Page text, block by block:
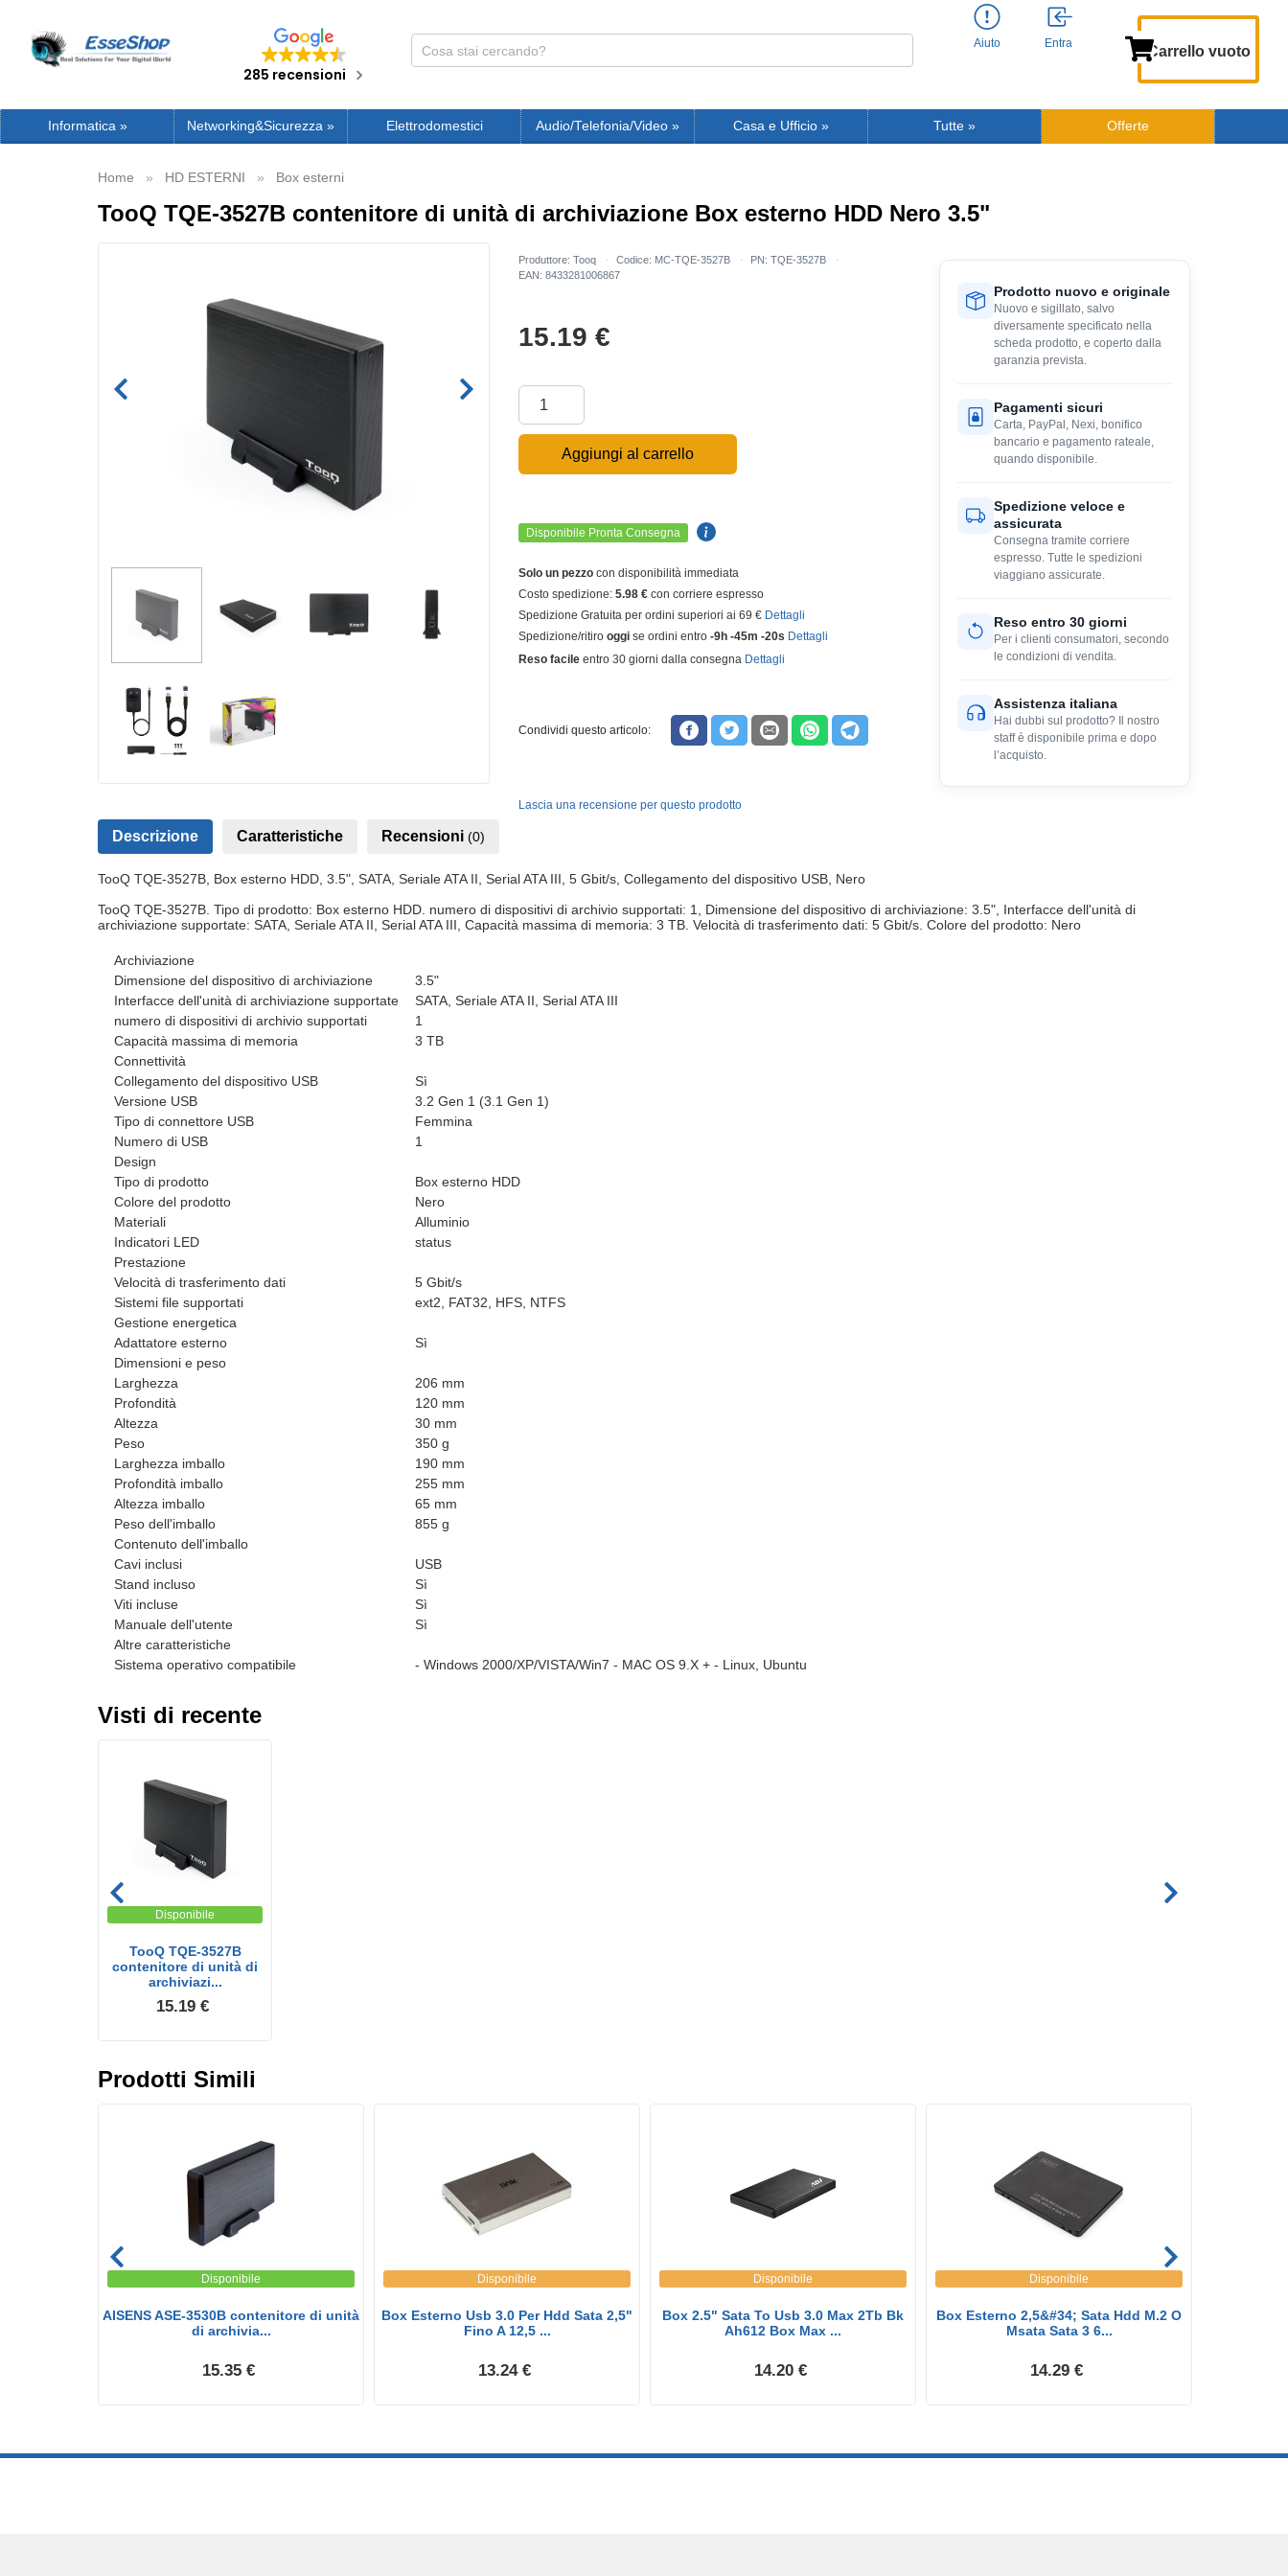
285 recensioni
Aiuto Entra Carrello vuoto
Informatica» Networking&Sicurezza » Elettrodomestici Audio/Telefonia/Video » Casa e Ufficio » Tutte » Offerte
Home HD ESTERNI Box esterni
TooQ TQE-3527B contenitore di unità di archiviazione Box esterno HDD Nero 3.5"
Produttore: Tooq Codice: MC-TQE-3527B
PN: TQE-3527B
EAN: 8433281006867
15.19 €
Aggiungi al carrello
Disponibile Pronta Consegna
Solo un pezzocon disponibilità immediata
Costo spedizione: 5.98 € con corriere espresso
Spedizione Gratuita per ordini superiori ai 69 € Dettagli
Spedizione/ritiro oggi se ordini entro -9h -45m -21s Dettagli
Reso facileentro 30 giorni dalla consegna Dettagli
Condividi questo articolo:
Lascia una recensione per questo prodotto
Prodotto nuovo e originale
Nuovo e sigillato, salvo
diversamente specificato nella
scheda prodotto, e coperto dalla
garanzia prevista.
Pagamenti sicuri
Carta, PayPal, Nexi, bonifico
bancario e pagamento rateale,
quando disponibile.
Spedizione veloce e
assicurata
Consegna tramite corriere
espresso. Tutte le spedizioni
viaggiano assicurate.
Reso entro 30 giorni
Per i clienti consumatori, secondo
le condizioni di vendita.
Assistenza italiana
Hai dubbi sul prodotto? Il nostro
staff è disponibile prima e dopo
l’acquisto.
Descrizione Caratteristiche Recensioni (0)
TooQ TQE-3527B, Box esterno HDD, 3.5", SATA, Seriale ATA II, Serial ATA III, 5 Gbit/s, Collegamento del dispositivo USB, Nero
TooQ TQE-3527B. Tipo di prodotto: Box esterno HDD. numero di dispositivi di archivio supportati: 1, Dimensione del dispositivo di archiviazione: 3.5", Interfacce dell'unità di
archiviazione supportate: SATA, Seriale ATA II, Serial ATA III, Capacità massima di memoria: 3 TB. Velocità di trasferimento dati: 5 Gbit/s. Colore del prodotto: Nero
Archiviazione
Dimensione del dispositivo di archiviazione
3.5"
Interfacce dell'unità di archiviazione supportate
SATA, Seriale ATA II, Serial ATA III
numero di dispositivi di archivio supportati
1
Capacità massima di memoria
3 TB
Connettività
Collegamento del dispositivo USB
Sì
Versione USB
3.2 Gen 1 (3.1 Gen 1)
Tipo di connettore USB
Femmina
Numero di USB
1
Design
Tipo di prodotto
Box esterno HDD
Colore del prodotto
Nero
Materiali
Alluminio
Indicatori LED
status
Prestazione
Velocità di trasferimento dati
5 Gbit/s
Sistemi file supportati
ext2, FAT32, HFS, NTFS
Gestione energetica
Adattatore esterno
Sì
Dimensioni e peso
Larghezza
206 mm
Profondità
120 mm
Altezza
30 mm
Peso
350 g
Larghezza imballo
190 mm
Profondità imballo
255 mm
Altezza imballo
65 mm
Peso dell'imballo
855 g
Contenuto dell'imballo
Cavi inclusi
USB
Stand incluso
Sì
Viti incluse
Sì
Manuale dell'utente
Sì
Altre caratteristiche
Sistema operativo compatibile
- Windows 2000/XP/VISTA/Win7 - MAC OS 9.X + - Linux, Ubuntu
Visti di recente
Disponibile
TooQ TQE-3527B
contenitore di unità di
archiviazi...
15.19 €
Prodotti Simili
Disponibile
AISENS ASE-3530B contenitore di unità
di archivia...
15.35 €
Disponibile
Box Esterno Usb 3.0 Per Hdd Sata 2,5"
Fino A 12,5 ...
13.24 €
Disponibile
Box 2.5" Sata To Usb 3.0 Max 2Tb Bk
Ah612 Box Max ...
14.20 €
Disponibile
Box Esterno 2,5&#34; Sata Hdd M.2 O
Msata Sata 3 6...
14.29 €